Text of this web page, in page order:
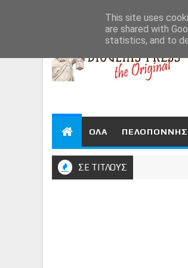
ΟΛΑ
ΣΕ ΤΙΤΛΟΥΣ
This site uses
are shared with
statistics, and to